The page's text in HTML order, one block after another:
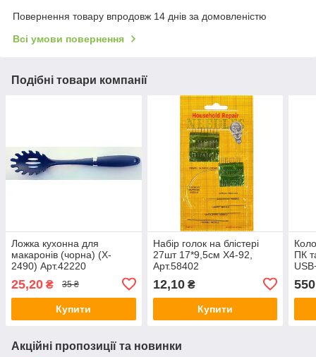
Повернення товару впродовж 14 днів за домовленістю
Всі умови повернення
Подібні товари компанії
Ложка кухонна для
макаронів (чорна) (X-
2490) Арт.42220
25,20 ₴ 35 ₴
Купити
Набір голок на блістері
27шт 17*9,5см Х4-92,
Арт.58402
12,10₴
Купити
ПК
550
Акційні пропозиції та новинки